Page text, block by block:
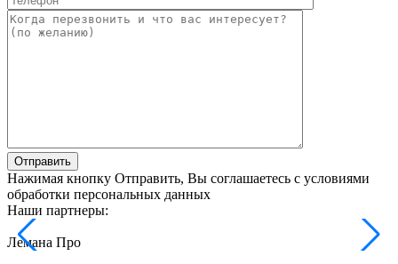
Отправить
Нажимая кнопку Отправить, Вы соглашаетесь с условиями
обработки персональных данных
Наши партнеры:
Лемана Про